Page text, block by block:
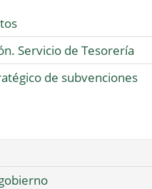
Servicio de Tesorería
de subvenciones